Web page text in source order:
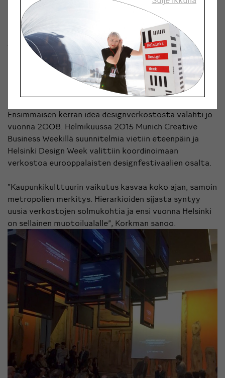
myös tukee suomalaista vientiä.
“World Design Weeks luo Suomelle uusia muotoilualan
yhteyksiä, joiden kautta voimme viedä suomalaista
muotoiluosaamistamme, Finnish Designia, maailmalle”,
Helsinki Design Weekin perustaja
Kari Korkman sanoo.
Korkmanille World Design Weeks on ollut pitkäaikainen
Ensimmäisen kerran idea designverkostosta välähti jo
vuonna 2008. Helmikuussa 2015 Munich Creative
Business Weekillä suunnitelmia vietiin eteenpäin ja
Helsinki Design Week valittiin koordinoimaan
verkostoa eurooppalaisten designfestivaalien osalta.
”Kaupunkikulttuurin vaikutus kasvaa koko ajan, samoin
metropolien merkitys. Hierarkioiden sijasta syntyy
uusia verkostojen solmukohtia ja ensi vuonna Helsinki
on sellainen muotoilualalle”, Korkman sanoo.